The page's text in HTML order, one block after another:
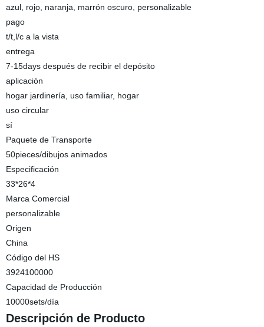
azul, rojo, naranja, marrón oscuro, personalizable
pago
t/t,l/c a la vista
entrega
7-15days después de recibir el depósito
aplicación
hogar jardinería, uso familiar, hogar
uso circular
sí
Paquete de Transporte
50pieces/dibujos animados
Especificación
33*26*4
Marca Comercial
personalizable
Origen
China
Código del HS
3924100000
Capacidad de Producción
10000sets/día
Descripción de Producto